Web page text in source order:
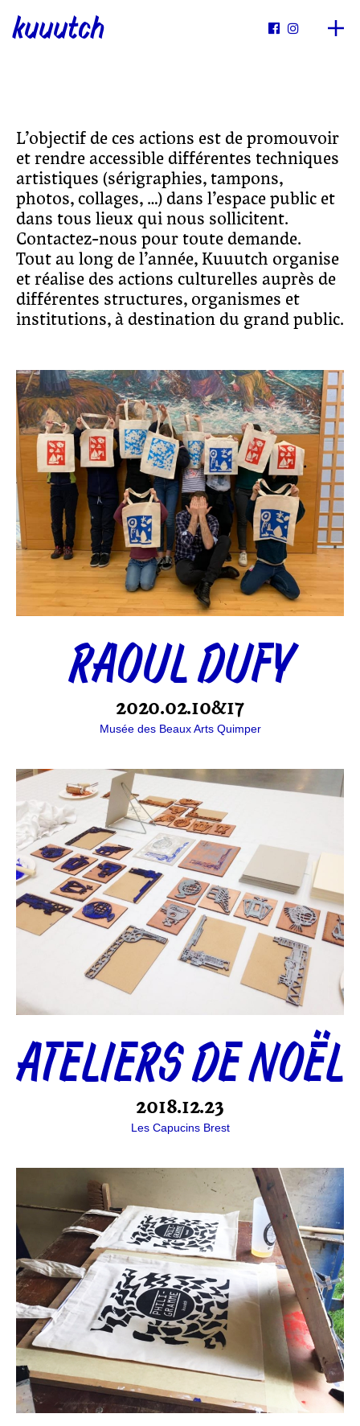
kuuutch  
L’objectif de ces actions est de promouvoir
et rendre accessible différentes techniques
artistiques (sérigraphies, tampons,
photos, collages, …) dans l’espace public et
dans tous lieux qui nous sollicitent.
Contactez-nous pour toute demande.
Tout au long de l’année, Kuuutch organise
et réalise des actions culturelles auprès de
différentes structures, organismes et
institutions, à destination du grand public.
RAOUL DUFY
2020.02.10&17
Musée des Beaux Arts Quimper
ATELIERS DE NOËL
2018.12.23
Les Capucins Brest